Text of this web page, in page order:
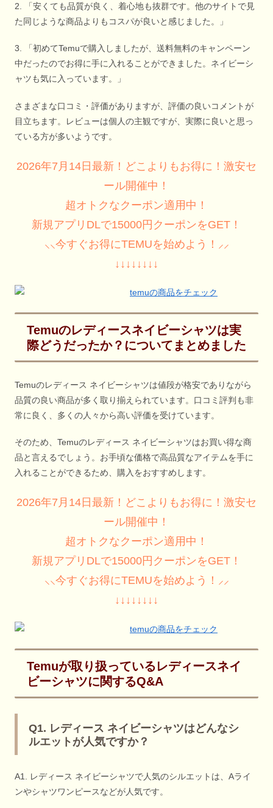
2. 「安くても品質が良く、着心地も抜群です。他のサイトで見
た同じような商品よりもコスパが良いと感じました。」
3. 「初めてTemuで購入しましたが、送料無料のキャンペーン
中だったのでお得に手に入れることができました。ネイビーシ
ャツも気に入っています。」
さまざまな口コミ・評価がありますが、評価の良いコメントが
目立ちます。レビューは個人の主観ですが、実際に良いと思っ
ている方が多いようです。
2026年7月14日最新！どこよりもお得に！激安セ
ール開催中！
超オトクなクーポン適用中！
新規アプリDLで15000円クーポンをGET！
⸜⸜今すぐお得にTEMUを始めよう！⸝⸝
↓↓↓↓↓↓↓↓
Temuのレディースネイビーシャツは実
際どうだったか？についてまとめました
Temuのレディース ネイビーシャツは値段が格安でありながら
品質の良い商品が多く取り揃えられています。口コミ評判も非
常に良く、多くの人々から高い評価を受けています。
そのため、Temuのレディース ネイビーシャツはお買い得な商
品と言えるでしょう。お手頃な価格で高品質なアイテムを手に
入れることができるため、購入をおすすめします。
2026年7月14日最新！どこよりもお得に！激安セ
ール開催中！
超オトクなクーポン適用中！
新規アプリDLで15000円クーポンをGET！
⸜⸜今すぐお得にTEMUを始めよう！⸝⸝
↓↓↓↓↓↓↓↓
Temuが取り扱っているレディースネイ
ビーシャツに関するQ&A
Q1. レディース ネイビーシャツはどんなシ
ルエットが人気ですか？
A1. レディース ネイビーシャツで人気のシルエットは、Aライ
ンやシャツワンピースなどが人気です。